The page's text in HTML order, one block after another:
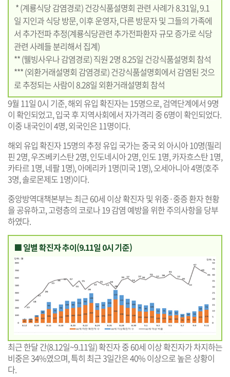
* (계룡식당 감염경로) 건강식품설명회 관련 사례가 8.31일, 9.1
일 지인과 식당 방문, 이후 운영자, 다른 방문자 및 그들의 가족에
서 추가전파 추정(계룡식당관련 추가전파환자 규모 증가로 식당
관련 사례들 분리해서 집계)
** (웰빙사우나 감염경로) 직원 2명 8.25일 건강식품설명회 참석
*** (외환거래설명회 감염경로) 건강식품설명회에서 감염된 것으
로 추정되는 사람이 8.28일 외환거래설명회 참석
9월 11일 0시 기준, 해외 유입 확진자는 15명으로, 검역단계에서 9명
이 확인되었고, 입국 후 지역사회에서 자가격리 중 6명이 확인되었다.
이중 내국인이 4명, 외국인은 11명이다.
해외 유입 확진자 15명의 추정 유입 국가는 중국 외 아시아 10명(필리
핀 2명, 우즈베키스탄 2명, 인도네시아 2명, 인도 1명, 카자흐스탄 1명,
카타르 1명, 네팔 1명), 아메리카 1명(미국 1명), 오세아니아 4명(호주
3명, 솔로몬제도 1명)이다.
중앙방역대책본부는 최근 60세 이상 확진자 및 위중·중증 환자 현황
을 공유하고, 고령층의 코로나 19 감염 예방을 위한 주의사항을 당부
하였다.
■ 일별 확진자 추이(9.11일 0시 기준)
최근 한달 간(8.12일~9.11일) 확진자 중 60세 이상 확진자가 차지하는
비중은 34%였으며, 특히 최근 3일간은 40% 이상으로 높은 상황이
다.